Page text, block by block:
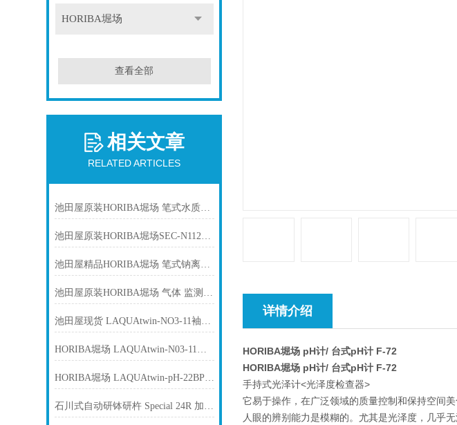
HORIBA堀场
查看全部
相关文章
RELATED ARTICLES
池田屋原装HORIBA堀场 笔式水质分析仪F-11产品介绍技术参数
池田屋原装HORIBA堀场SEC-N112MGM气体流量控制器产品介绍技术参
池田屋精品HORIBA堀场 笔式钠离子计 LAQUATWIN NA-11产品介绍技术参数
池田屋原装HORIBA堀场 气体 监测仪 ZH-10HP产品介绍技术参数
池田屋现货 LAQUAtwin-NO3-11袖珍水质测量仪 HORIBA堀场
HORIBA堀场 LAQUAtwin-N03-11袖珍水质测量仪 PH计 最新新货
HORIBA堀场 LAQUAtwin-pH-22BPH计 池田屋新到货
石川式自动研钵研杵 Special 24R 加热/冷却倾斜升降型 参数介绍
详情介绍
HORIBA堀场 pH计/ 台式pH计 F-72
HORIBA堀场 pH计/ 台式pH计 F-72
手持式光泽计<光泽度检查器>
它易于操作，在广泛领域的质量控制和保持空间
人眼的辨别能力是模糊的。尤其是光泽度，几乎